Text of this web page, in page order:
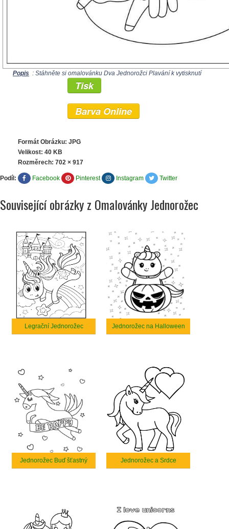
Popis : Stáhněte si omalovánku Dva Jednorožci Plavání k vytisknutí
Tisk
Barva Online
Formát Obrázku: JPG
Velikost: 40 KB
Rozměrech: 702 × 917
Podíl: Facebook Pinterest Instagram Twitter
Související obrázky z Omalovánky Jednorožec
Legrační Jednorožec Jednorožec na Halloween
Jednorožec Buď šťastný Jednorožec a Srdce